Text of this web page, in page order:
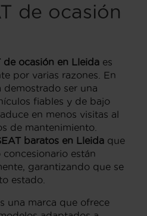
de ocasión
de ocasión en Lleida es
por varias razones. En
demostrado ser una
fiables y de bajo
en menos visitas al
de mantenimiento.
baratos en Lleida que
están
garantizando que se
estado.
una marca que ofrece